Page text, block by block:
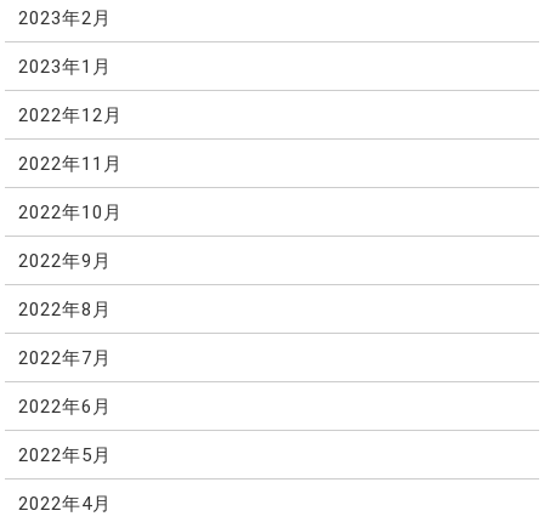
2023年2月
2023年1月
2022年12月
2022年11月
2022年10月
2022年9月
2022年8月
2022年7月
2022年6月
2022年5月
2022年4月